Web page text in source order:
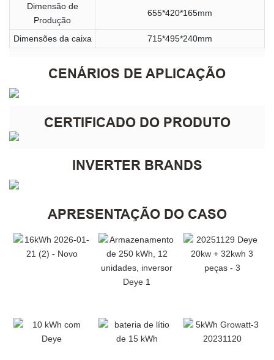
Dimensão de
Produção
655*420*165mm
Dimensões da caixa 715*495*240mm
CENÁRIOS DE APLICAÇÃO
CERTIFICADO DO PRODUTO
INVERTER BRANDS
APRESENTAÇÃO DO CASO